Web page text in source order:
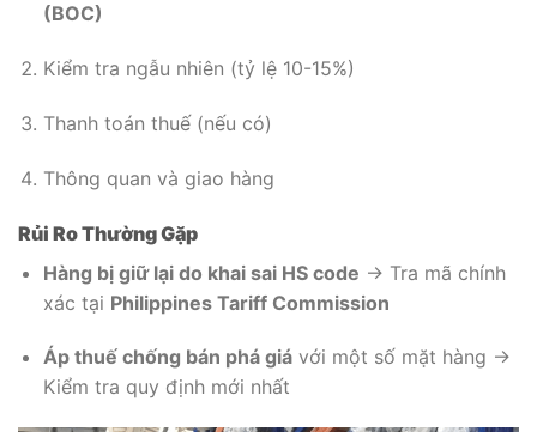
(BOC)
Kiểm tra ngẫu nhiên (tỷ lệ 10-15%)
Thanh toán thuế (nếu có)
Thông quan và giao hàng
Rủi Ro Thường Gặp
Hàng bị giữ lại do khai sai HS code → Tra mã chính
xác tại Philippines Tariff Commission
Áp thuế chống bán phá giávới một số mặt hàng →
Kiểm tra quy định mới nhất